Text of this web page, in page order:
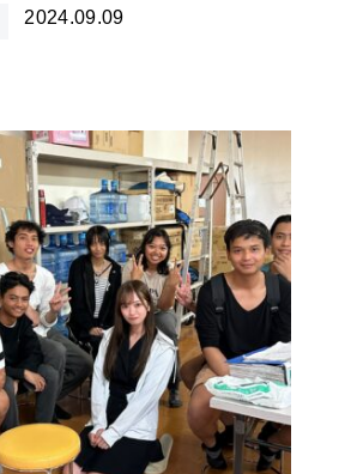
2024.09.09